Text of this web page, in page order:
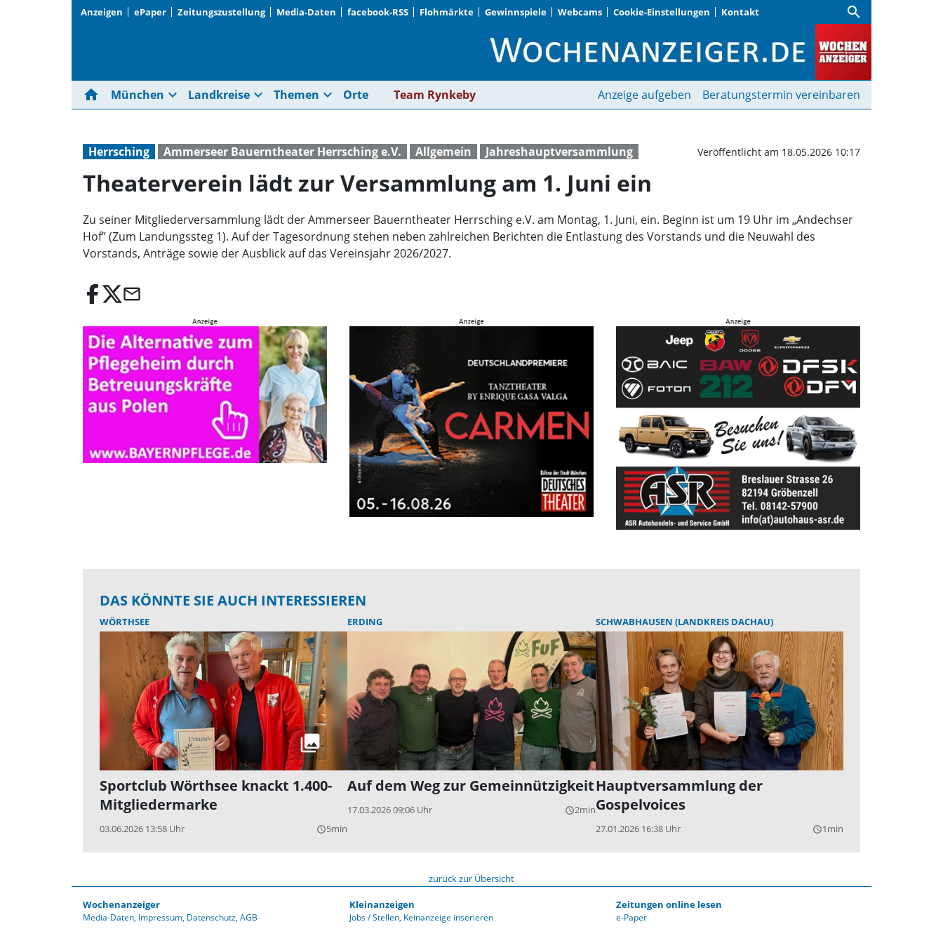
Anzeigen ePaper Zeitungszustellung Media-Daten facebook-RSS Flohmärkte Gewinnspiele Webcams Cookie-Einstellungen Kontakt search
Theaterverein lädt zur Versammlung am 1.
home München expand_more Landkreise expand_more Themen expand_more Orte Team Rynkeby Anzeige aufgeben Beratungstermin vereinbaren
Herrsching Ammerseer Bauerntheater Herrsching e.V. Allgemein Jahreshauptversammlung Veröffentlicht am 18.05.2026 10:17
Theaterverein lädt zur Versammlung am 1. Juni ein
Zu seiner Mitgliederversammlung lädt der Ammerseer Bauerntheater Herrsching e.V. am Montag, 1. Juni, ein. Beginn ist um 19 Uhr im „Andechser
Hof” (Zum Landungssteg 1). Auf der Tagesordnung stehen neben zahlreichen Berichten die Entlastung des Vorstands und die Neuwahl des
Vorstands, Anträge sowie der Ausblick auf das Vereinsjahr 2026/2027.
email
DAS KÖNNTE SIE AUCH INTERESSIEREN
WÖRTHSEE
Sportclub Wörthsee knackt 1.400-
Mitgliedermarke
03.06.2026 13:58 Uhr query_builder5min
ERDING
Auf dem Weg zur Gemeinnützigkeit
17.03.2026 09:06 Uhr query_builder2min
SCHWABHAUSEN (LANDKREIS DACHAU)
Hauptversammlung der
Gospelvoices
27.01.2026 16:38 Uhr query_builder1min
zurück zur Übersicht
Wochenanzeiger
Media-Daten Impressum Datenschutz AGB
Kleinanzeigen
Jobs / Stellen Keinanzeige inserieren
Zeitungen online lesen
e-Paper